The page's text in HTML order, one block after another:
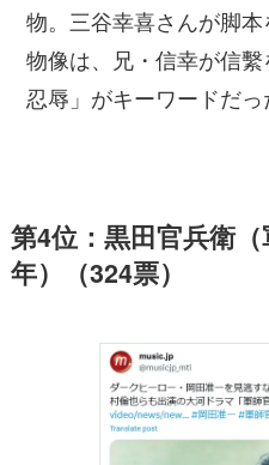
物。三谷幸喜さんが脚
物像は、兄・信幸が信
忍辱」がキーワードだっ
第4位：黒田官兵衛
年）（324票）